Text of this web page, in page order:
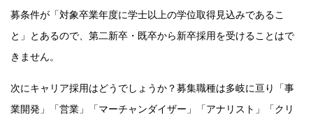
募条件が「対象卒業年度に学士以上の学位取得見込みであるこ
と」とあるので、第二新卒・既卒から新卒採用を受けることはで
きません。
次にキャリア採用はどうでしょうか？募集職種は多岐に亘り「事
業開発」「営業」「マーチャンダイザー」「アナリスト」「クリ